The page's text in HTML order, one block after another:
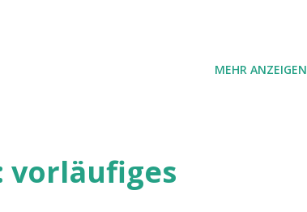
MEHR ANZEIGEN
vorläufiges